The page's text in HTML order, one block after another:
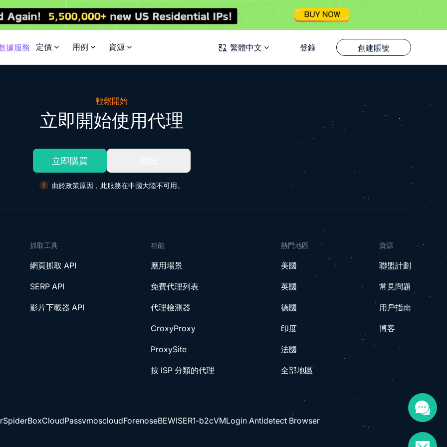
據服務 定價 用例 資源 繁體中文 登錄 創建賬號
輕鬆開始
立即開始使用代理
立即購買
由於政策原因，此服務在中國大陸不可用。
抓取工具
網頁抓取 API
SERP API
影片下載器 API
功能
應用場景
免費代理列表
代理檢測器
CroxyProxy
ProxySite
按 ISP 分類的代理
熱門地區
美國
英國
德國
印度
法國
全部地區
資源
聯盟計劃
常見問題
用戶指南
博客
SpiderBoxCloudPassvmoscloudForenoseBEWISER1-b2cVMLogin Antidetect Browser